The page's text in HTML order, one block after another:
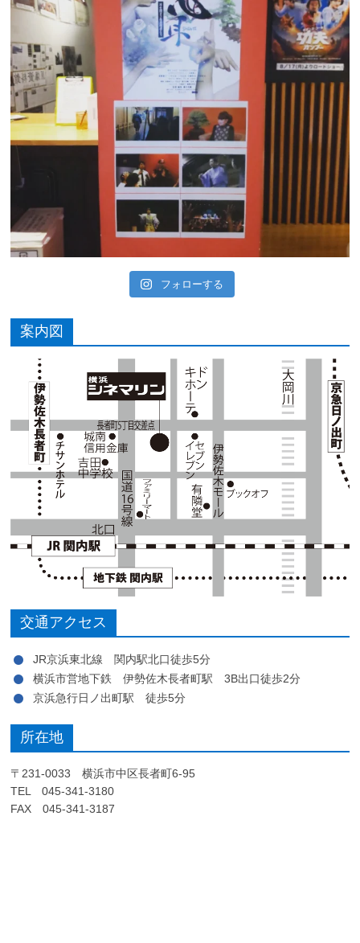
フォローする
案内図
交通アクセス
JR京浜東北線 関内駅北口徒歩5分
横浜市営地下鉄 伊勢佐木長者町駅 3B出口徒歩2分
京浜急行日ノ出町駅 徒歩5分
所在地
〒231-0033 横浜市中区長者町6-95
TEL 045-341-3180
FAX 045-341-3187